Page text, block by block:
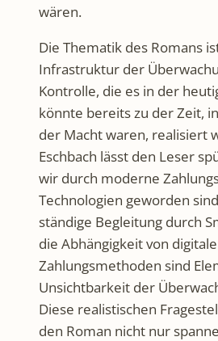
wären.
Die Thematik des Romans
Infrastruktur der
Kontrolle, die es in der
könnte bereits zu der Zeit,
der Macht waren, realisiert
Eschbach lässt den Leser
wir durch moderne
Technologien geworden
ständige Begleitung durch
die Abhängigkeit von
Zahlungsmethoden sind
Unsichtbarkeit der
Diese realistischen
den Roman nicht nur